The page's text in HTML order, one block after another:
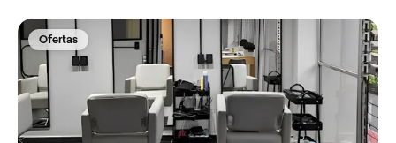
Ofertas